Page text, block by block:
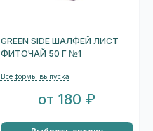
GREEN SIDE ШАЛФЕЙ ЛИСТ
ФИТОЧАЙ 50 Г №1
Все формы выпуска
от 180 ₽